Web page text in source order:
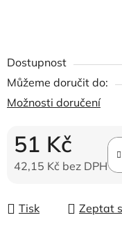
Dostupnost
Můžeme doručit do:
Možnosti doručení
51 Kč
42,15 Kč bez DPH
Tisk Zeptat